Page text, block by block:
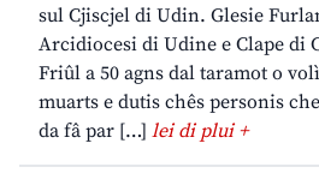
sul Cjiscjel di Udin. Glesie
Arcidiocesi di Udine e Clape di
Friûl a 50 agns dal taramot o
muarts e dutis chês personis
da fâ par […] lei di plui +